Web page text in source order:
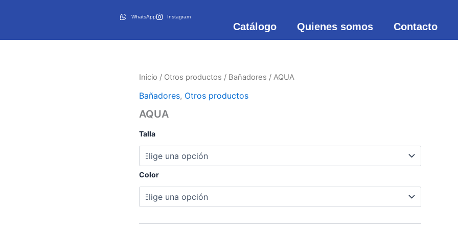
WhatsApp Instagram
Catálogo Quienes somos Contacto
Inicio / Otros productos / Bañadores / AQUA
Bañadores, Otros productos
AQUA
Talla
Color